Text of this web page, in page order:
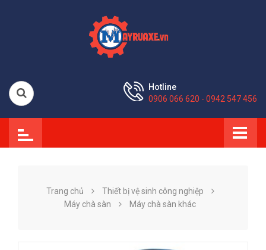
Hotline
0906 066 620 - 0942 547 456
Trang chủ
Thiết bị vệ sinh công nghiệp
Máy chà sàn
Máy chà sàn khác